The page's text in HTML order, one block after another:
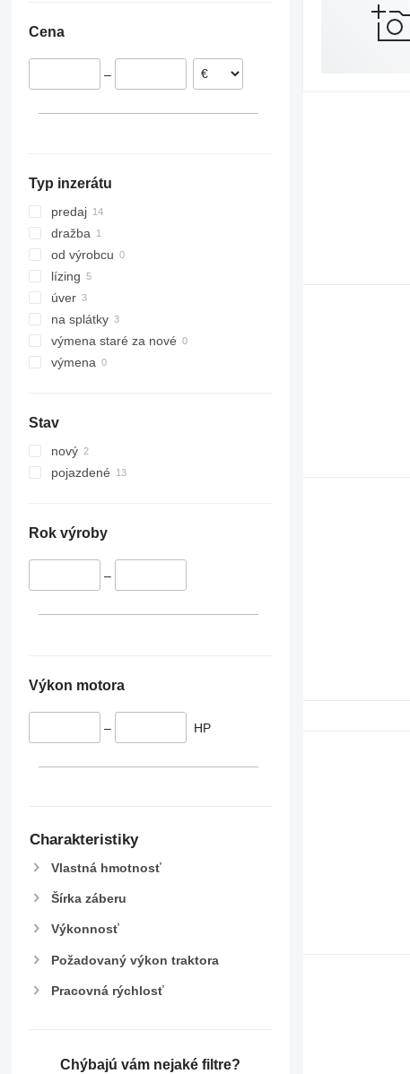
Cena
–
Typ inzerátu
predaj
dražba
od výrobcu
lízing
úver
na splátky
výmena staré za nové
výmena
Stav
nový
pojazdené
Rok výroby
–
Výkon motora
– HP
Charakteristiky
Vlastná hmotnosť
Šírka záberu
Výkonnosť
Požadovaný výkon traktora
Pracovná rýchlosť
Chýbajú vám nejaké filtre?